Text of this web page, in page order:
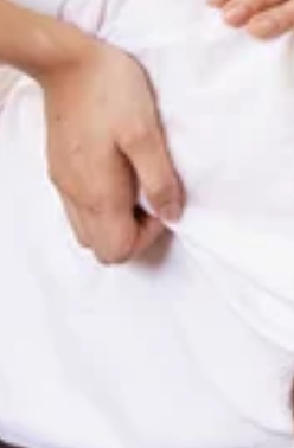
心よりお待ちしております
【アクセス】東急池上線「池
ぐ1週間が経ちますね。お盆
。是非お問い合わせくださ
ート致します!”予防”のボデ
めて心よりお待ちしており
【アクセス】東急池上線「池
日ですね。暑さで疲れも溜ま
くお願いいたします。下記は
。..:゜:..。o○☆○o。マッサ
ぜひこの機会にリラクの肩甲
池上店平日
が続いていますが体調はいか
すと・13:20～15:50・18:30～
甲骨ストレッチで、いつま
アをお試しくださいませ(^^♪